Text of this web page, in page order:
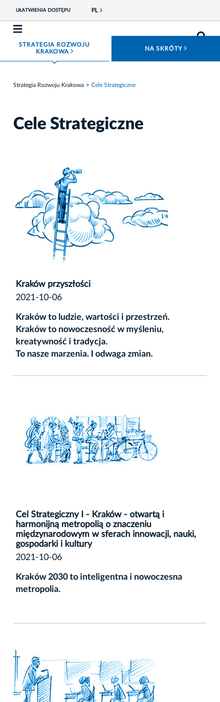
UŁATWIENIA DOSTĘPU PL
STRATEGIA ROZWOJU
KRAKOWA ROZWIŃ MENU NA SKRÓTY
Strategia Rozwoju Krakowa Cele Strategiczne
Cele Strategiczne
Kraków przyszłości
2021-10-06
Kraków to ludzie, wartości i przestrzeń.
Kraków to nowoczesność w myśleniu,
kreatywność i tradycja.
To nasze marzenia. I odwaga zmian.
Cel Strategiczny I - Kraków - otwartą i
harmonijną metropolią o znaczeniu
międzynarodowym w sferach innowacji, nauki,
gospodarki i kultury
2021-10-06
Kraków 2030 to inteligentna i nowoczesna
metropolia.